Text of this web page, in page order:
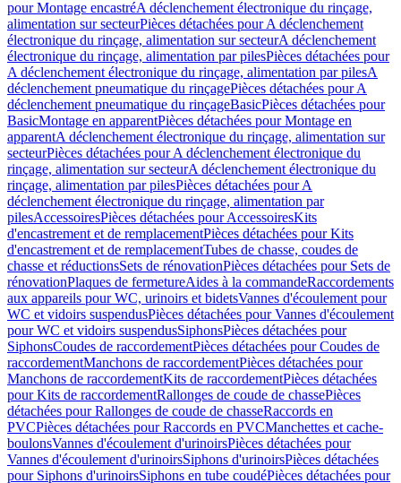
pour Montage encastréA déclenchement électronique du rinçage,
alimentation sur secteurPièces détachées pour A déclenchement
électronique du rinçage, alimentation sur secteurA déclenchement
électronique du rinçage, alimentation par pilesPièces détachées pour
A déclenchement électronique du rinçage, alimentation par pilesA
déclenchement pneumatique du rinçagePièces détachées pour A
déclenchement pneumatique du rinçageBasicPièces détachées pour
BasicMontage en apparentPièces détachées pour Montage en
apparentA déclenchement électronique du rinçage, alimentation sur
secteurPièces détachées pour A déclenchement électronique du
rinçage, alimentation sur secteurA déclenchement électronique du
rinçage, alimentation par pilesPièces détachées pour A
déclenchement électronique du rinçage, alimentation par
pilesAccessoiresPièces détachées pour AccessoiresKits
d'encastrement et de remplacementPièces détachées pour Kits
d'encastrement et de remplacementTubes de chasse, coudes de
chasse et réductionsSets de rénovationPièces détachées pour Sets de
rénovationPlaques de fermetureAides à la commandeRaccordements
aux appareils pour WC, urinoirs et bidetsVannes d'écoulement pour
WC et vidoirs suspendusPièces détachées pour Vannes d'écoulement
pour WC et vidoirs suspendusSiphonsPièces détachées pour
SiphonsCoudes de raccordementPièces détachées pour Coudes de
raccordementManchons de raccordementPièces détachées pour
Manchons de raccordementKits de raccordementPièces détachées
pour Kits de raccordementRallonges de coude de chassePièces
détachées pour Rallonges de coude de chasseRaccords en
PVCPièces détachées pour Raccords en PVCManchettes et cache-
boulonsVannes d'écoulement d'urinoirsPièces détachées pour
Vannes d'écoulement d'urinoirsSiphons d'urinoirsPièces détachées
pour Siphons d'urinoirsSiphons en tube coudéPièces détachées pour